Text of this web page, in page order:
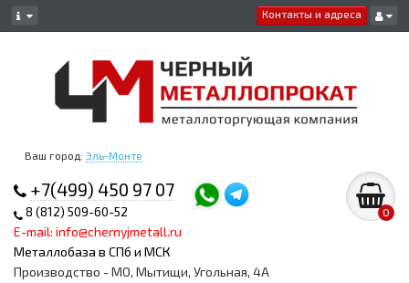
Контакты и адреса
Ваш город: Эль-Монте
+7(499) 450 97 07
8 (812) 509-60-52
E-mail: info@chernyjmetall.ru
Металлобаза в СПб и МСК
0
Производство - МО, Мытищи, Угольная, 4А